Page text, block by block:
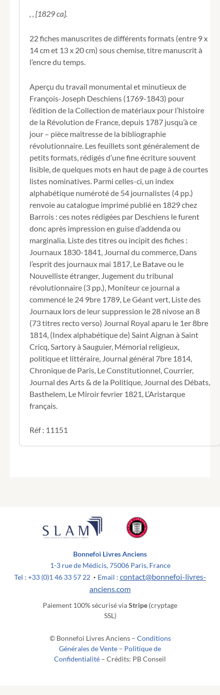
complément
à
son
sur
les
journaux
de
la
Révolution.
, , [1829 ca].
22 fiches manuscrites de différents formats (entre 9 x
14 cm et 13 x 20 cm) sous chemise, titre manuscrit à
l’encre du temps.
Aperçu du travail monumental et minutieux de
François-Joseph Deschiens (1769-1843) pour
l’édition de la Collection de matériaux pour l’histoire
de la Révolution de France, depuis 1787 jusqu’à ce
jour – pièce maîtresse de la bibliographie
révolutionnaire. Les feuillets sont généralement de
petits formats, rédigés d’une fine écriture souvent
lisible, de quelques mots en haut de page à de courtes
listes nominatives. Parmi celles-ci, un index
alphabétique numéroté de 54 journalistes (4 pp.)
renvoie au catalogue imprimé publié en 1829 chez
Barrois : ces notes rédigées par Deschiens le furent
donc après impression en guise d’addenda ou
marginalia. Liste des titres ou incipit des fiches :
Journaux 1830-1841, Journal du commerce, Dans
l’esprit des journaux mai 1817, Le Batave ou le
Nouvelliste étranger, Jugement du tribunal
révolutionnaire (3 pp.), Moniteur ce journal a
commencé le 24 9bre 1789, Le Géant vert, Liste des
Journaux lors de leur suppression le 28 nivose an 8
(73 titres recto verso) Journal Royal aparu le 1er 8bre
1814, (Index alphabétique de) Saint Aignan à Saint
Cricq, Sartory à Sauguier, Mémorial religieux,
politique et littéraire, Journal général 7bre 1814,
Chronique de Paris, Le Constitutionnel, Courrier,
Journal des Arts & de la Politique, Journal des Débats,
Basthelem, Le Miroir fevrier 1821, L’Aristarque
français.
Réf : 11151
Bonnefoi Livres Anciens
1-3 rue de Médicis, 75006 Paris, France
Tel : +33 (0)1 46 33 57 22 • Email : contact@bonnefoi-livres-
anciens.com
Paiement 100% sécurisé viaStripe (cryptage
SSL)
© Bonnefoi Livres Anciens – Conditions
Générales de Vente – Politique de
Confidentialité – Crédits: PB Conseil